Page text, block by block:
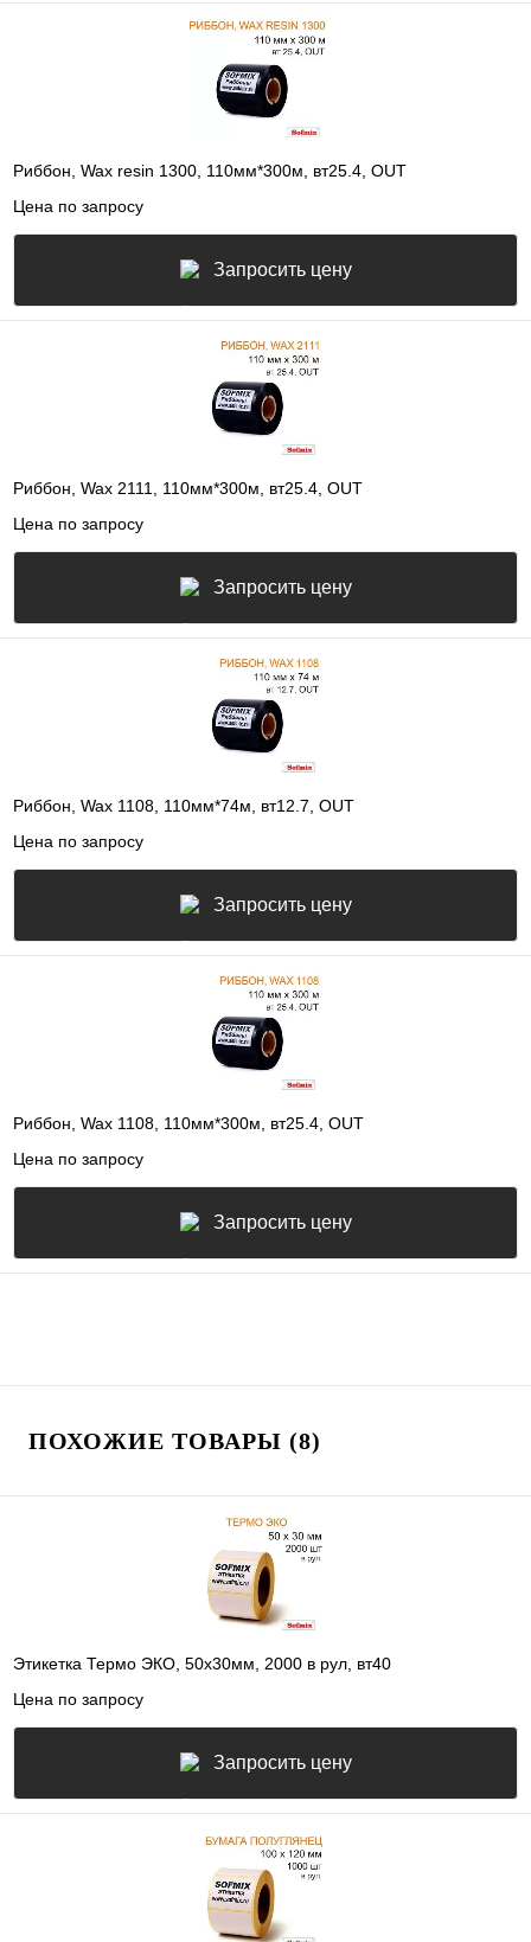
Риббон, Wax resin 1300, 110мм*300м, вт25.4, OUT
Цена по запросу
Запросить цену
Риббон, Wax 2111, 110мм*300м, вт25.4, OUT
Цена по запросу
Запросить цену
Риббон, Wax 1108, 110мм*74м, вт12.7, OUT
Цена по запросу
Запросить цену
Риббон, Wax 1108, 110мм*300м, вт25.4, OUT
Цена по запросу
Запросить цену
ПОХОЖИЕ ТОВАРЫ (8)
Этикетка Термо ЭКО, 50х30мм, 2000 в рул, вт40
Цена по запросу
Запросить цену